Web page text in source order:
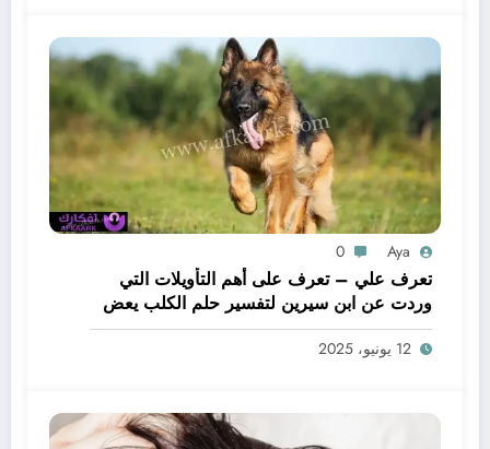
Aya
0
تعرف علي – تعرف على أهم التأويلات التي
وردت عن ابن سيرين لتفسير حلم الكلب يعض
يدي – بالتفصيل
12 يونيو، 2025